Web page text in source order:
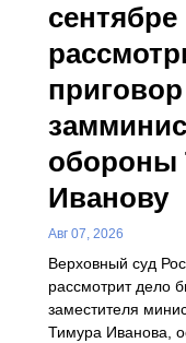
сентябре
приговор
обороны
Иванову
Авг 07, 2026
Верховный суд
рассмотрит дело
заместителя
Тимура Иванова,